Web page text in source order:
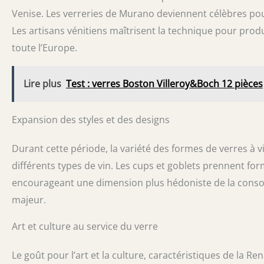
Venise. Les verreries de Murano deviennent célèbres
Les artisans vénitiens maîtrisent la technique pour
toute l’Europe.
Lire plus Test : verres Boston Villeroy&Boch 12 pièces
Expansion des styles et des designs
Durant cette période, la variété des formes de verres à
différents types de vin. Les cups et goblets prennent
encourageant une dimension plus hédoniste de la
majeur.
Art et culture au service du verre
Le goût pour l’art et la culture, caractéristiques de la